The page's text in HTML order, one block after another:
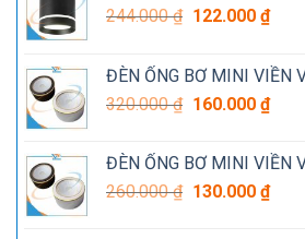
244.000₫ Giá
244.000 ₫.
122.000 ₫Giá
tại
là:
ĐÈN ỐNG BƠ MINI VIỀN
320.000₫ Giá
320.000 ₫.
160.000 ₫Giá
tại
là:
ĐÈN ỐNG BƠ MINI VIỀN
260.000₫ Giá
130.000 ₫Giá